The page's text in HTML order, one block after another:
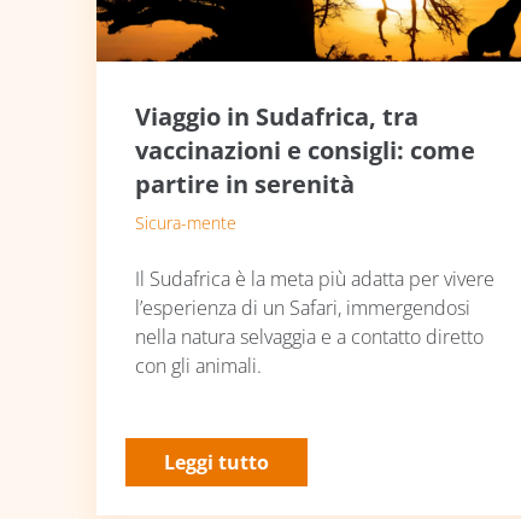
Viaggio in Sudafrica, tra
vaccinazioni e consigli: come
partire in serenità
Sicura-mente
Il Sudafrica è la meta più adatta per vivere
l’esperienza di un Safari, immergendosi
nella natura selvaggia e a contatto diretto
con gli animali.
Leggi tutto